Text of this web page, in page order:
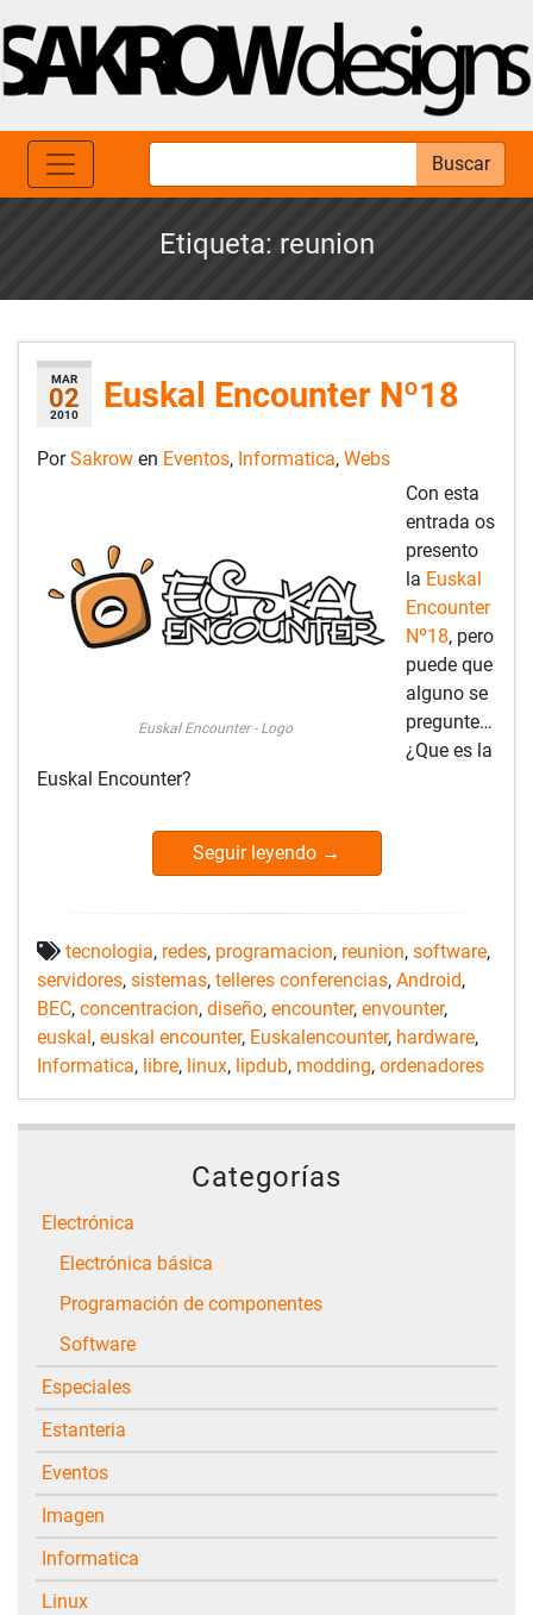
Buscar
Etiqueta: reunion
MAR
02
2010 Euskal Encounter Nº18
PorSakrow en Eventos, Informatica, Webs
Euskal Encounter - Logo
Con esta
entrada os
presento
la Euskal
Encounter
Nº18, pero
puede que
alguno se
pregunte…
¿Que es la
Euskal Encounter?
Seguir leyendo →
tecnologia, redes, programacion, reunion, software,
servidores, sistemas, telleres conferencias, Android,
BEC, concentracion, diseño, encounter, envounter,
euskal, euskal encounter, Euskalencounter, hardware,
Informatica, libre, linux, lipdub, modding, ordenadores
Categorías
Electrónica
Electrónica básica
Programación de componentes
Software
Especiales
Estanteria
Eventos
Imagen
Informatica
Linux